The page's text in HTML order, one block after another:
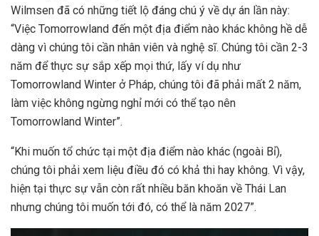
Wilmsen đã có những tiết lộ đáng chú ý về dự án lần này:
“Việc Tomorrowland đến một địa điểm nào khác không hề dễ
dàng vì chúng tôi cần nhân viên và nghệ sĩ. Chúng tôi cần 2-3
năm để thực sự sắp xếp mọi thứ, lấy ví dụ như
Tomorrowland Winter ở Pháp, chúng tôi đã phải mất 2 năm,
làm việc không ngừng nghỉ mới có thể tạo nên
Tomorrowland Winter”.
“Khi muốn tổ chức tại một địa điểm nào khác (ngoài Bỉ),
chúng tôi phải xem liệu điều đó có khả thi hay không. Vì vậy,
hiện tại thực sự vẫn còn rất nhiều băn khoăn về Thái Lan
nhưng chúng tôi muốn tới đó, có thể là năm 2027”.